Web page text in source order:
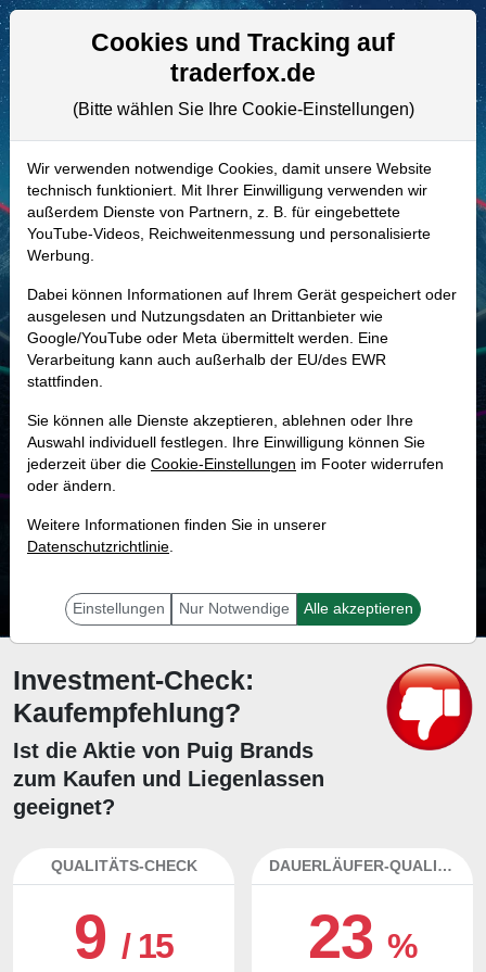
Aktien- und Artikelsuche
A40AE4 | PUIG–Puig Brands Aktie
Realtime-Aktienkurs:
-
-
Marktkapitalisierung 9,58 Mrd. EUR
Unternehmenswert 11,17 Mrd. EUR
MONKEY-TRADER INDIKATOR
70.5 %
Mit 70.5 % Wahrscheinlichkeit wird selbst der unglücklichst agierende Trader
Investment-Check:
Kaufempfehlung?
Ist die Aktie von Puig Brands
zum Kaufen und Liegenlassen
geeignet?
QUALITÄTS-CHECK
9/ 15
DAUERLÄUFER-QUALITÄTEN
23%
Cookies und Tracking auf
traderfox.de
(Bitte wählen Sie Ihre Cookie-Einstellungen)
Wir verwenden notwendige Cookies, damit unsere Website
technisch funktioniert. Mit Ihrer Einwilligung verwenden wir
außerdem Dienste von Partnern, z. B. für eingebettete
YouTube-Videos, Reichweitenmessung und personalisierte
Werbung.
Dabei können Informationen auf Ihrem Gerät gespeichert oder
ausgelesen und Nutzungsdaten an Drittanbieter wie
Google/YouTube oder Meta übermittelt werden. Eine
Verarbeitung kann auch außerhalb der EU/des EWR
stattfinden.
Sie können alle Dienste akzeptieren, ablehnen oder Ihre
Auswahl individuell festlegen. Ihre Einwilligung können Sie
jederzeit über die Cookie-Einstellungen im Footer widerrufen
oder ändern.
Weitere Informationen finden Sie in unserer
Datenschutzrichtlinie.
Einstellungen Nur Notwendige Alle akzeptieren